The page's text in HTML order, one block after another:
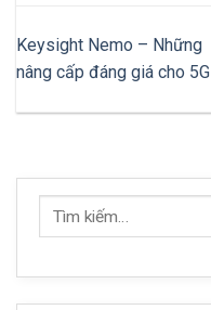
Keysight Nemo – Những
nâng cấp đáng giá cho 5G